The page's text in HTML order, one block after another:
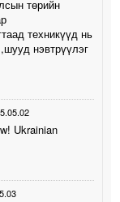
төрийн
техникүүд нь
нэвтрүүлэг
Ukrainian